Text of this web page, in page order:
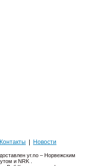
Контакты Новости
yr.no – Норвежским
и NRK